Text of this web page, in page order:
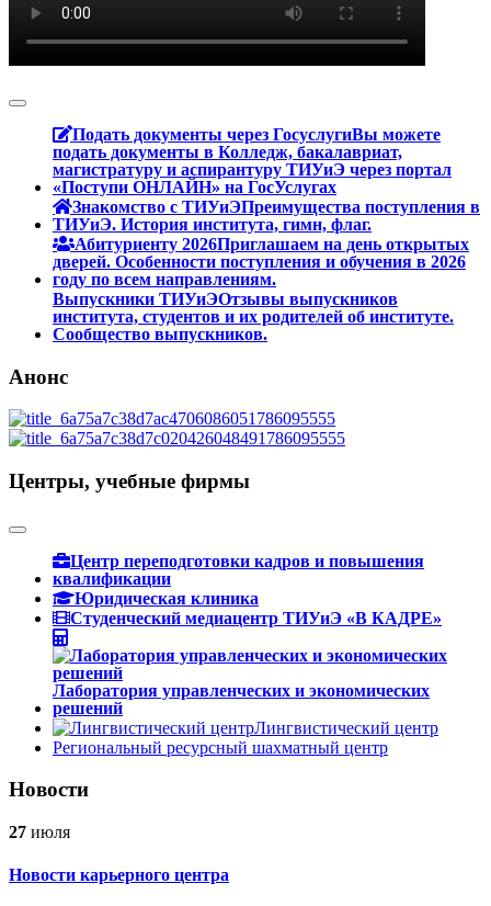
Подать документы через ГосуслугиВы можете
подать документы в Колледж, бакалавриат,
магистратуру и аспирантуру ТИУиЭ через портал
«Поступи ОНЛАЙН» на ГосУслугах
Знакомство с ТИУиЭПреимущества поступления в
ТИУиЭ. История института, гимн, флаг.
Абитуриенту 2026Приглашаем на день открытых
дверей. Особенности поступления и обучения в 2026
году по всем направлениям.
Выпускники ТИУиЭОтзывы выпускников
института, студентов и их родителей об институте.
Сообщество выпускников.
Анонс
Центры, учебные фирмы
Центр переподготовки кадров и повышения
квалификации
Юридическая клиника
Студенческий медиацентр ТИУиЭ «В КАДРЕ»
Лаборатория управленческих и экономических
решений
Лингвистический центр
Региональный ресурсный шахматный центр
Новости
27 июля
Новости карьерного центра